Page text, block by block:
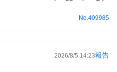
No. 409985
2026/8/5 14:23報告